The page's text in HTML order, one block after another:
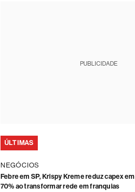
PUBLICIDADE
ÚLTIMAS
NEGÓCIOS
Febre em SP, Krispy Kreme reduz capex em
70% ao transformar rede em franquias